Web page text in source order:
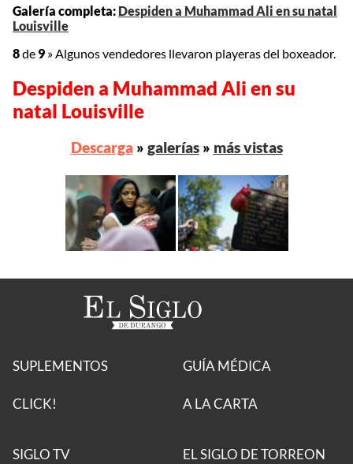
Galería completa: Despiden a Muhammad Ali en su natal
Louisville
8de 9 »Algunos vendedores llevaron playeras del boxeador.
Despiden a Muhammad Ali en su
natal Louisville
Descarga» galerías» más vistas
SUPLEMENTOS
CLICK!
GUÍA MÉDICA
A LA CARTA
SIGLO TV EL SIGLO DE TORREON